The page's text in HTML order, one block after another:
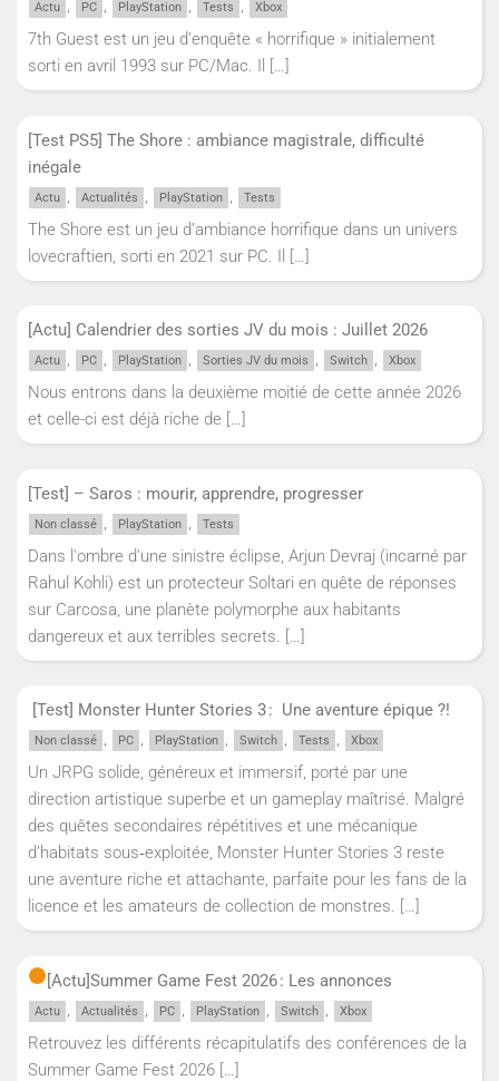
Actu , PC , PlayStation , Tests , Xbox
7th Guest est un jeu d’enquête « horrifique » initialement
sorti en avril 1993 sur PC/Mac. Il […]
[Test PS5] The Shore : ambiance magistrale, difficulté
inégale
Actu Actualités PlayStation Tests
The Shore est un jeu d’ambiance horrifique dans un univers
lovecraftien, sorti en 2021 sur PC. Il […]
[Actu] Calendrier des sorties JV du mois : Juillet 2026
Actu , PC , PlayStation , Sorties JV du mois , Switch , Xbox
Nous entrons dans la deuxième moitié de cette année 2026
et celle-ci est déjà riche de […]
[Test] – Saros : mourir, apprendre, progresser
Non classé PlayStation Tests
Dans l'ombre d'une sinistre éclipse, Arjun Devraj (incarné par
Rahul Kohli) est un protecteur Soltari en quête de réponses
sur Carcosa, une planète polymorphe aux habitants
dangereux et aux terribles secrets.
[…]
[Test] Monster Hunter Stories 3 : Une aventure épique ?!
Non classé , PC , PlayStation , Switch , Tests , Xbox
Un JRPG solide, généreux et immersif, porté par une
direction artistique superbe et un gameplay maîtrisé. Malgré
des quêtes secondaires répétitives et une mécanique
d’habitats sous‑exploitée, Monster Hunter Stories 3 reste
une aventure riche et attachante, parfaite pour les fans de la
licence et les amateurs de collection de monstres. […]
[Actu]Summer Game Fest 2026 : Les annonces
Actu Actualités PC PlayStation Switch Xbox
Retrouvez les différents récapitulatifs des conférences de la
Summer Game Fest 2026 […]